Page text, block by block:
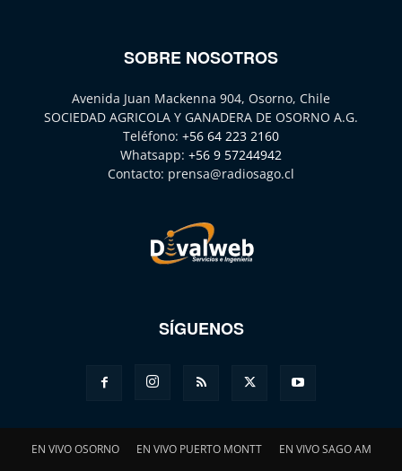
SOBRE NOSOTROS
Avenida Juan Mackenna 904, Osorno, Chile
SOCIEDAD AGRICOLA Y GANADERA DE OSORNO A.G.
Teléfono: +56 64 223 2160
Whatsapp: +56 9 57244942
Contacto: prensa@radiosago.cl
SÍGUENOS
EN VIVO OSORNO EN VIVO PUERTO MONTT EN VIVO SAGO AM